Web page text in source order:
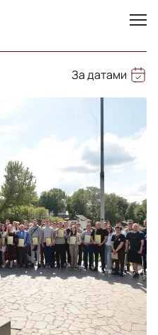
За датами